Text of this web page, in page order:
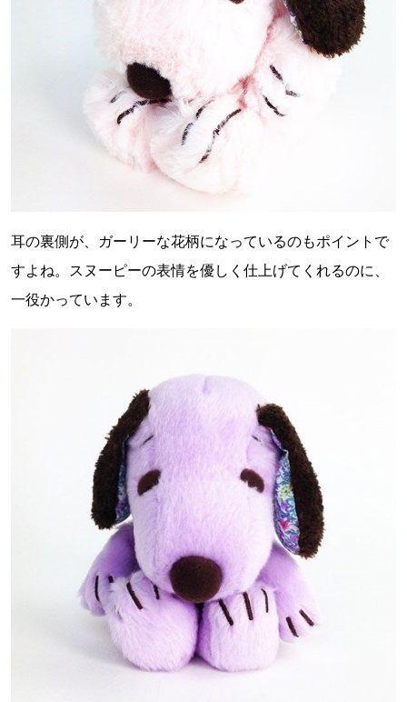
耳の裏側が、ガーリーな花柄になっているのもポイントで
すよね。スヌーピーの表情を優しく仕上げてくれるのに、
一役かっています。